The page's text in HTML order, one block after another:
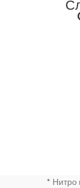
* Нитро